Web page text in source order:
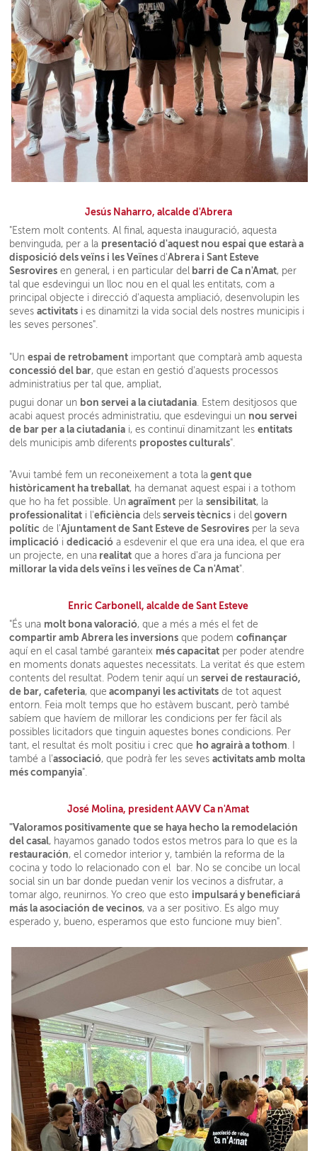
Jesús Naharro, alcalde d'Abrera
"Estem molt contents. Al final, aquesta inauguració, aquesta
benvinguda, per a la presentació d'aquest nou espai que estarà a
disposició dels veïns i les Veïnesd'Abrera i Sant Esteve
Sesrovires en general, i en particular del barri de Ca n'Amat, per
tal que esdevingui un lloc nou en el qual les entitats, com a
principal objecte i direcció d'aquesta ampliació, desenvolupin les
sevesactivitats i es dinamitzi la vida social dels nostres municipis i
les seves persones".
"Unespai de retrobament important que comptarà amb aquesta
concessió del bar, que estan en gestió d'aquests processos
administratius per tal que, ampliat,
pugui donar un bon servei a la ciutadania . Estem desitjosos que
acabi aquest procés administratiu, que esdevingui un nou servei
de bar per a la ciutadania i, es continuï dinamitzant lesentitats
dels municipis amb diferents propostes culturals".
"Avui també fem un reconeixement a tota la gent que
històricament ha treballat, ha demanat aquest espai i a tothom
que ho ha fet possible. Un agraïment per lasensibilitat, la
professionalitat i l'eficiència dels serveis tècnics i del govern
polític de l'Ajuntament de Sant Esteve de Sesrovires per la seva
implicació idedicació a esdevenir el que era una idea, el que era
un projecte, en una realitat que a hores d'ara ja funciona per
millorar la vida dels veïns i les veïnes de Ca n'Amat".
Enric Carbonell, alcalde de Sant Esteve
"És una molt bona valoració, que a més a més el fet de
compartir amb Abrera les inversions que podemcofinançar
aquí en el casal també garanteix més capacitat per poder atendre
en moments donats aquestes necessitats. La veritat és que estem
contents del resultat. Podem tenir aquí unservei de restauració,
de bar, cafeteria, que acompanyi les activitats de tot aquest
entorn. Feia molt temps que ho estàvem buscant, però també
sabíem que havíem de millorar les condicions per fer fàcil als
possibles licitadors que tinguin aquestes bones condicions. Per
tant, el resultat és molt positiu i crec que ho agrairà a tothom
també a l'associació, que podrà fer les sevesactivitats amb molta
més companyia".
José Molina, president AAVV Ca n'Amat
"Valoramos positivamente que se haya hecho la remodelación
del casal, hayamos ganado todos estos metros para lo que es la
restauración, el comedor interior y, también la reforma de la
cocina y todo lo relacionado con el bar. No se concibe un local
social sin un bar donde puedan venir los vecinos a disfrutar, a
tomar algo, reunirnos. Yo creo que esto impulsará y beneficiará
más la asociación de vecinos, va a ser positivo. Es algo muy
esperado y, bueno, esperamos que esto funcione muy bien".